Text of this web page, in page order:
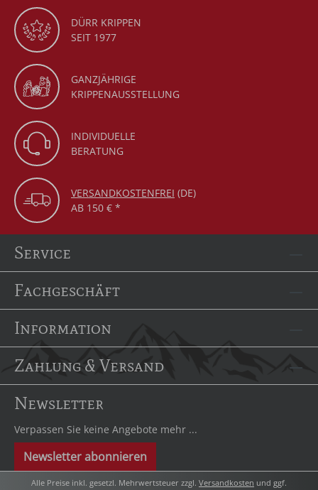
DÜRR KRIPPEN
SEIT 1977
GANZJÄHRIGE
KRIPPENAUSSTELLUNG
INDIVIDUELLE
BERATUNG
VERSANDKOSTENFREI (DE)
AB 150 € *
Service
Fachgeschäft
Information
Zahlung & Versand
Newsletter
Verpassen Sie keine Angebote mehr ...
Newsletter abonnieren
Alle Preise inkl. gesetzl. Mehrwertsteuer zzgl. Versandkosten und ggf.